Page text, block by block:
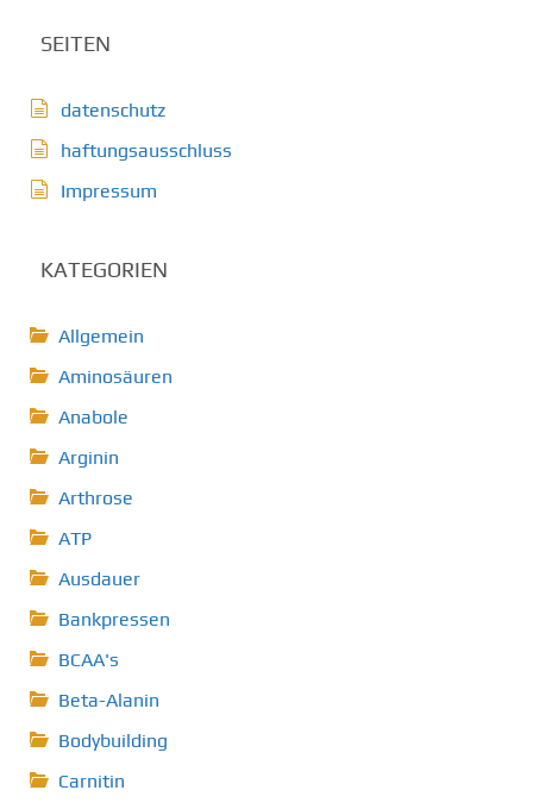
SEITEN
datenschutz
haftungsausschluss
Impressum
KATEGORIEN
Allgemein
Aminosäuren
Anabole
Arginin
Arthrose
ATP
Ausdauer
Bankpressen
BCAA's
Beta-Alanin
Bodybuilding
Carnitin